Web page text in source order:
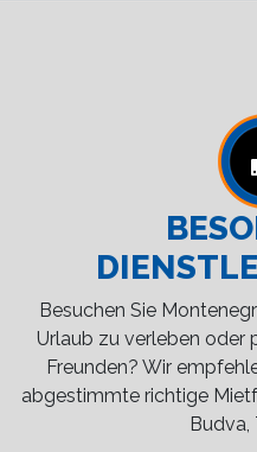
Besuchen Sie
Urlaub zu verleben oder
Freunden? Wir
abgestimmte richtige
Budva,